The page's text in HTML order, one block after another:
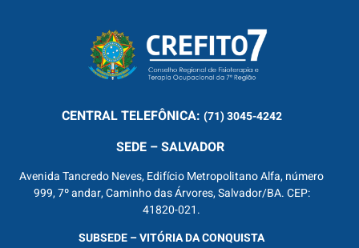
CENTRALTELEFÔNICA: (71) 3045-4242
SEDE – SALVADOR
Avenida Tancredo Neves, Edifício Metropolitano Alfa, número
999, 7º andar, Caminho das Árvores, Salvador/BA. CEP:
41820-021.
SUBSEDE – VITÓRIA DA CONQUISTA